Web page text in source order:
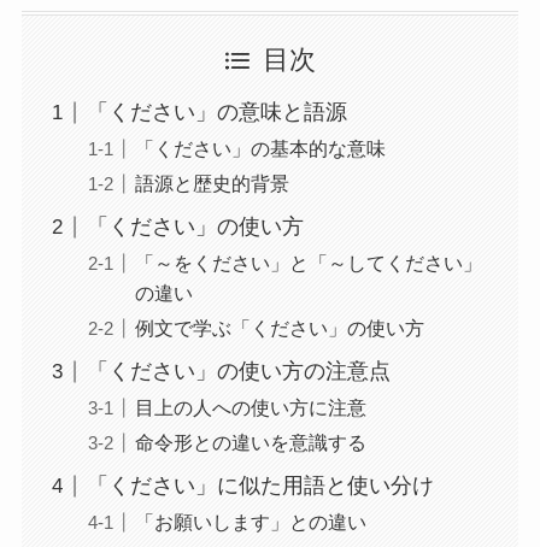
目次
「ください」の意味と語源
「ください」の基本的な意味
語源と歴史的背景
「ください」の使い方
「～をください」と「～してください」
の違い
例文で学ぶ「ください」の使い方
「ください」の使い方の注意点
目上の人への使い方に注意
命令形との違いを意識する
「ください」に似た用語と使い分け
「お願いします」との違い